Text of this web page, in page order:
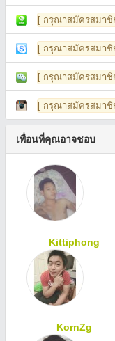
[ กรุณาสมัครสมาชิ
[ กรุณาสมัครสมาชิ
[ กรุณาสมัครสมาชิ
[ กรุณาสมัครสมาชิ
เพื่อนที่คุณอาจชอบ
Kittiphong
KornZg